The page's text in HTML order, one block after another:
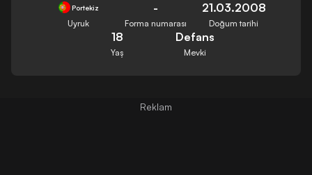
Portekiz
Uyruk
-
Forma numarası
21.03.2008
Doğum tarihi
18
Yaş
Defans
Mevki